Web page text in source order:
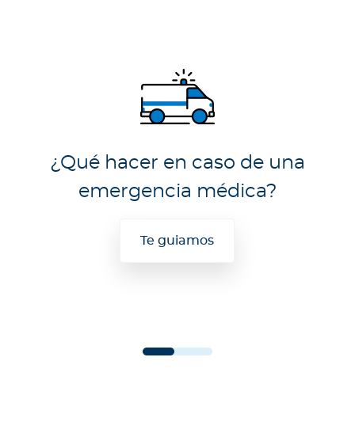
¿Qué hacer en caso de una
emergencia médica?
Te guiamos